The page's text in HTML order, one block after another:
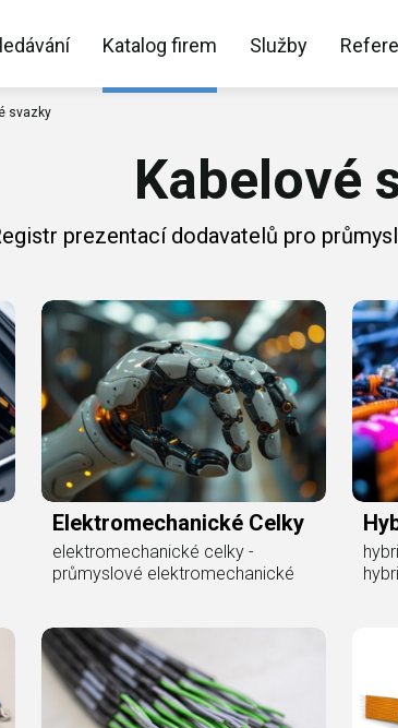
Katalog firem Služby
svazky
Kabelové
prezentací dodavatelů pro
Elektromechanické Celky
elektromechanické celky -
průmyslové elektromechanické